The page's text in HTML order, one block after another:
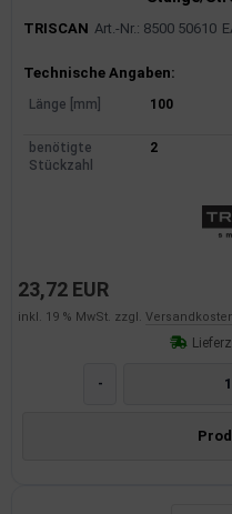
TRISCAN Art.-Nr.: 8500 50610
Produktinformationen
Technische Angaben:
Länge [mm] 100
benötigte
Stückzahl
2
23,72 EUR
inkl. 19 % MwSt. zzgl.
-